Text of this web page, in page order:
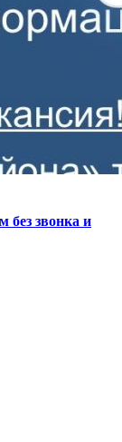
без звонка и